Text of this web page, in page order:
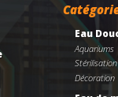
Eau
Aquariums
Décoration